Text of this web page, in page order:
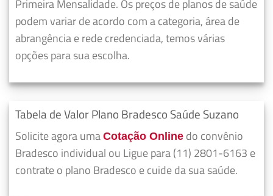
Primeira Mensalidade. Os preços de planos de saúde
podem variar de acordo com a categoria, área de
abrangência e rede credenciada, temos várias
opções para sua escolha.
Tabela de Valor Plano Bradesco Saúde Suzano
Solicite agora uma Cotação Online do convênio
Bradesco individual ou Ligue para (11) 2801-6163 e
contrate o plano Bradesco e cuide da sua saúde.